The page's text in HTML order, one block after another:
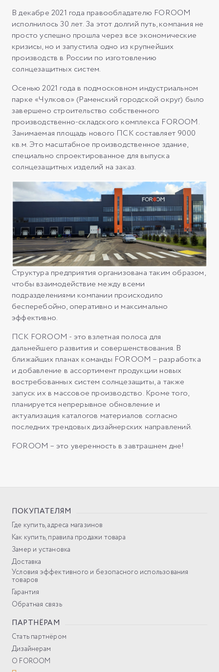
В декабре 2021 года правообладателю FOROOM
исполнилось 30 лет. За этот долгий путь, компания не
просто успешно прошла через все экономические
кризисы, но и запустила одно из крупнейших
производств в России по изготовлению
солнцезащитных систем.
Осенью 2021 года в подмосковном индустриальном
парке «Чулково» (Раменский городской округ) было
завершено строительство собственного
производственно-складского комплекса FOROOM.
Занимаемая площадь нового ПСК составляет 9000
кв.м. Это масштабное производственное здание,
специально спроектированное для выпуска
солнцезащитных изделий на заказ.
Структура предприятия организована таким образом,
чтобы взаимодействие между всеми
подразделениями компании происходило
бесперебойно, оперативно и максимально
эффективно.
ПСК FOROOM - это взлетная полоса для
дальнейшего развития и совершенствования. В
ближайших планах команды FOROOM – разработка
и добавление в ассортимент продукции новых
востребованных систем солнцезащиты, а также
запуск их в массовое производство. Кроме того,
планируется непрерывное обновление и
актуализация каталогов материалов согласно
последних трендовых дизайнерских направлений.
FOROOM – это уверенность в завтрашнем дне!
ПОКУПАТЕЛЯМ
Где купить, адреса магазинов
Как купить, правила продажи товара
Замер и установка
Доставка
Условия эффективного и безопасного использования
товаров
Гарантия
Обратная связь
ПАРТНЁРАМ
Стать партнёром
Дизайнерам
О FOROOM